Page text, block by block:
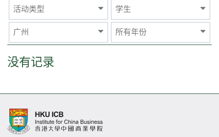
活动类型 学生
广州 所有年份
没有记录